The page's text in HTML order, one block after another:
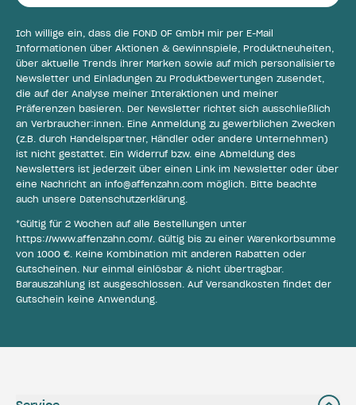
Ich willige ein, dass die FOND OF GmbH mir per E-Mail
Informationen über Aktionen & Gewinnspiele, Produktneuheiten,
über aktuelle Trends ihrer Marken sowie auf mich personalisierte
Newsletter und Einladungen zu Produktbewertungen zusendet,
die auf der Analyse meiner Interaktionen und meiner
Präferenzen basieren. Der Newsletter richtet sich ausschließlich
an Verbraucher:innen. Eine Anmeldung zu gewerblichen Zwecken
(z.B. durch Handelspartner, Händler oder andere Unternehmen)
ist nicht gestattet. Ein Widerruf bzw. eine Abmeldung des
Newsletters ist jederzeit über einen Link im Newsletter oder über
eine Nachricht an info@affenzahn.com möglich. Bitte beachte
auch unsere Datenschutzerklärung.
*Gültig für 2 Wochen auf alle Bestellungen unter
https://www.affenzahn.com/. Gültig bis zu einer Warenkorbsumme
von 1000 €. Keine Kombination mit anderen Rabatten oder
Gutscheinen. Nur einmal einlösbar & nicht übertragbar.
Barauszahlung ist ausgeschlossen. Auf Versandkosten findet der
Gutschein keine Anwendung.